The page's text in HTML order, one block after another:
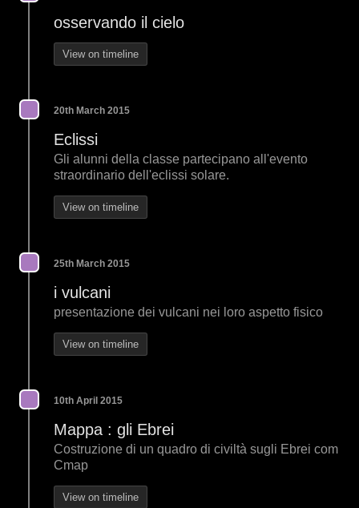
osservando il cielo
View on timeline
20th March 2015
Eclissi
Gli alunni della classe partecipano all'evento
straordinario dell'eclissi solare.
View on timeline
25th March 2015
i vulcani
presentazione dei vulcani nei loro aspetto fisico
View on timeline
10th April 2015
Mappa : gli Ebrei
Costruzione di un quadro di civiltà sugli Ebrei com
Cmap
View on timeline